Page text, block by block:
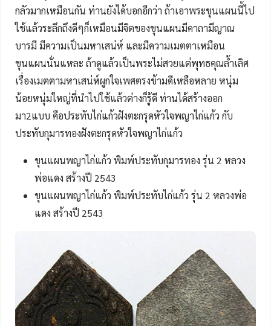
กลัวมากเหมือนกัน ท่านยังได้บอกอีกว่า ถ้าเอาพระขุนแผนนี้ไป
ใช้แล้วระลึกถึงดีๆก็เหมือนมีจิตของขุนแผนมีคาถามีญาณ
บารมี มีความเป็นมหาเสน่ห์ และมีความเมตตาเหมือน
ขุนแผนนั่นแหละ ถ้าดูแล้วเป็นพระไม่สวยแต่พุทธคุณล้ำเลิศ
เรื่องเมตตามหาเสน่ห์ผูกใจเพศตรงข้ามดีเหลือหลาย หนุ่ม
น้อยหนุ่มใหญ่ที่นำไปใช้แล้วต่างก็รู้ดี ท่านได้สร้างออก
มา2แบบ คือประทับไก่แก้วฝังตะกรุดหัวใจพญาไก่แก้ว กับ
ประทับกุมารทองฝังตะกรุดหัวใจพญาไก่แก้ว
ขุนแผนพญาไก่แก้ว พิมพ์ประทับกุมารทอง รุ่น 2 หลวง
พ่อแดง สร้างปี 2543
ขุนแผนพญาไก่แก้ว พิมพ์ประทับไก่แก้ว รุ่น 2 หลวงพ่อ
แดง สร้างปี 2543